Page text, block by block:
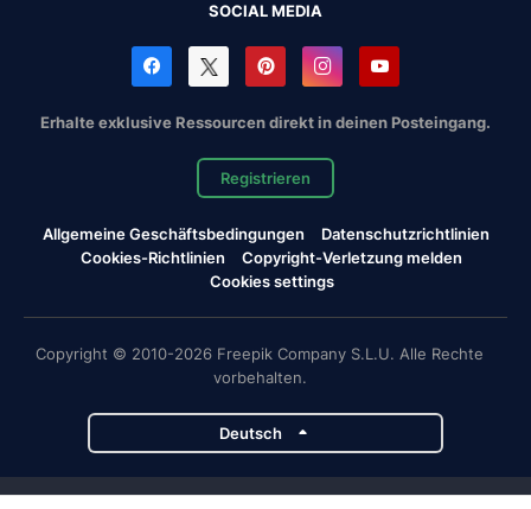
SOCIAL MEDIA
Erhalte exklusive Ressourcen direkt in deinen Posteingang.
Registrieren
Allgemeine Geschäftsbedingungen
Datenschutzrichtlinien
Cookies-Richtlinien
Copyright-Verletzung melden
Cookies settings
Copyright © 2010-2026 Freepik Company S.L.U. Alle Rechte
vorbehalten.
Deutsch